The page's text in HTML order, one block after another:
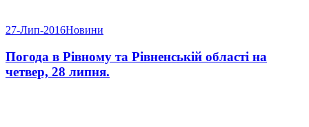
27-Лип-2016Новини
Погода в Рівному та Рівненській області на
четвер, 28 липня.